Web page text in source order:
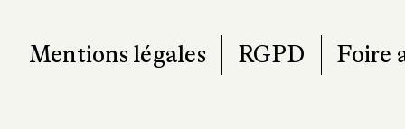
Mentions légales RGPD Foire